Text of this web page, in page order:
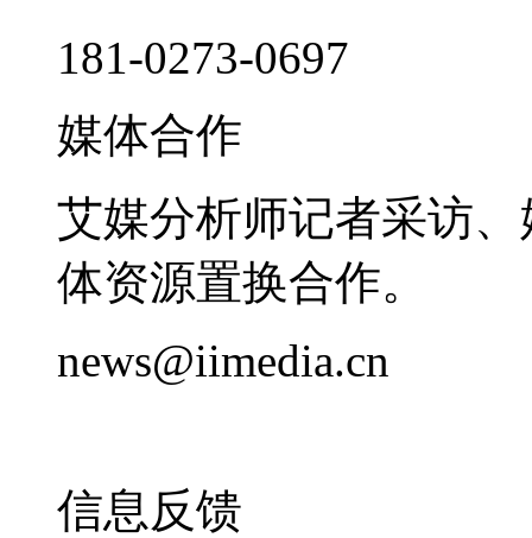
181-0273-0697
媒体合作
艾媒分析师记者采访
体资源置换合作。
news@iimedia.cn
信息反馈